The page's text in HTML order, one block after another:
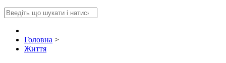
Головна >
Життя